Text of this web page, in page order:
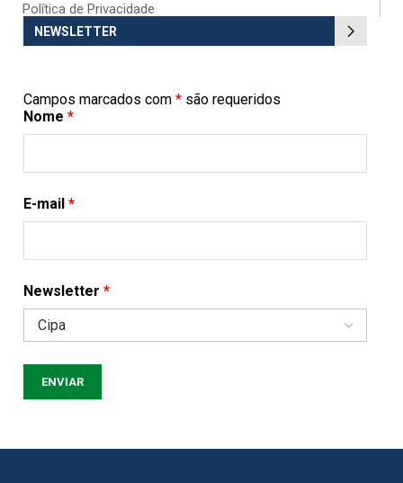
Política de Privacidade
NEWSLETTER
Campos marcados com * são requeridos
Nome *
E-mail *
Newsletter *